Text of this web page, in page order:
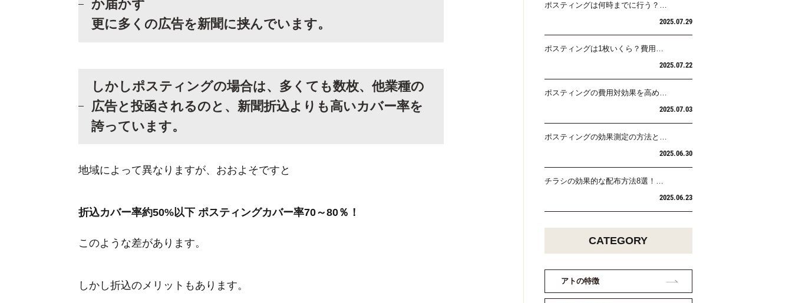
か届かず
更に多くの広告を新聞に挟んでいます。
しかしポスティングの場合は、多くても数枚、他業種の
広告と投函されるのと、新聞折込よりも高いカバー率を
誇っています。
地域によって異なりますが、おおよそですと
折込カバー率約50%以下 ポスティングカバー率70～80％！
このような差があります。
しかし折込のメリットもあります。
ポスティングは何時までに行う？…
2025.07.29
ポスティングは1枚いくら？費用…
2025.07.22
ポスティングの費用対効果を高め…
2025.07.03
ポスティングの効果測定の方法と…
2025.06.30
チラシの効果的な配布方法8選！…
2025.06.23
CATEGORY
アトの特徴